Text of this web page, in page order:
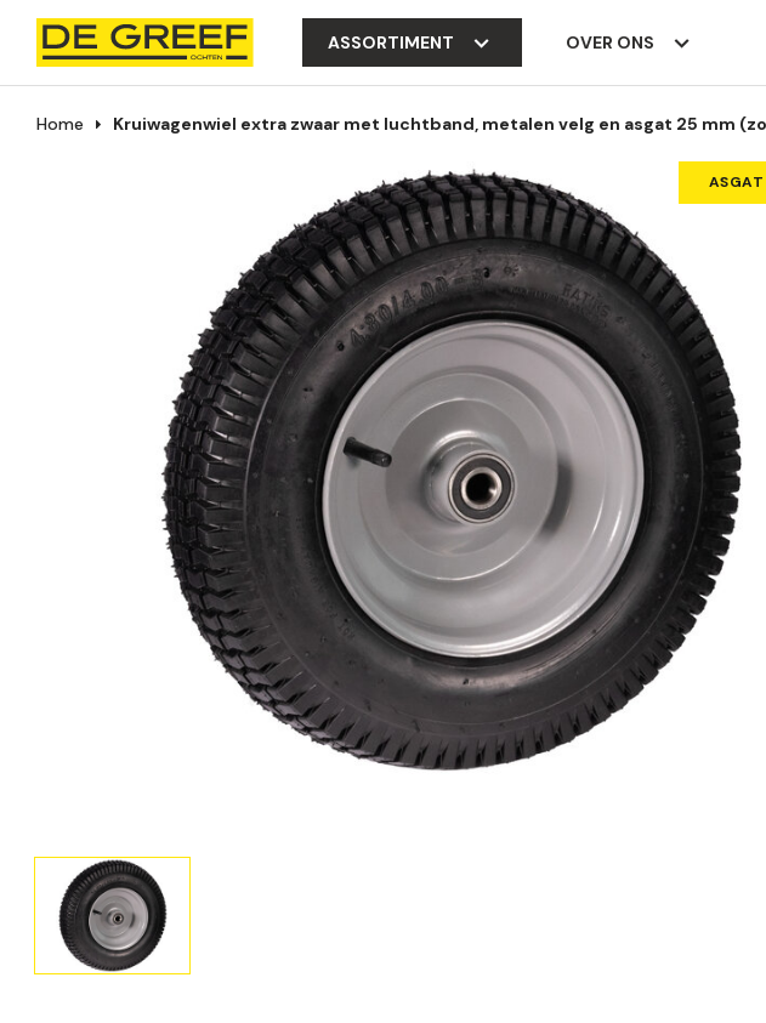
ASSORTIMENT OVER ONS
Home Kruiwagenwiel extra zwaar met luchtband, metalen velg en asgat 25 mm